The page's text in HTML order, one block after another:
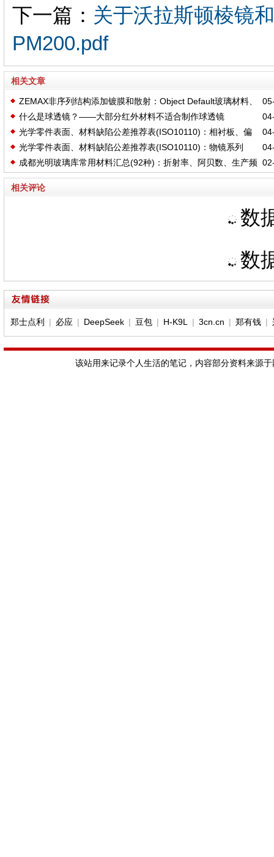
下一篇： 关于沃拉斯顿棱镜
PM200.pdf
相关文章
ZEMAX非序列结构添加镀膜和散射：Object Default玻璃材料、
Reflective镜面、Absorbing停止追迹、AR四分之一波长MgF2镀膜
什么是球透镜？——大部分红外材料不适合制作球透镜
光学零件表面、材料缺陷公差推荐表(ISO10110)：相衬板、偏
振片、分光镜、棱镜
光学零件表面、材料缺陷公差推荐表(ISO10110)：物镜系列
(ACH、FL、APO)
成都光明玻璃库常用材料汇总(92种)：折射率、阿贝数、生产频
率、价格系数——CDGM202509-MA-A-B
相关评论
数
数
郑士点利 | 必应| DeepSeek| 豆包| H-K9L| 3cn.cn | 郑有钱|
该站用来记录个人生活的笔记，内容部分资料来源